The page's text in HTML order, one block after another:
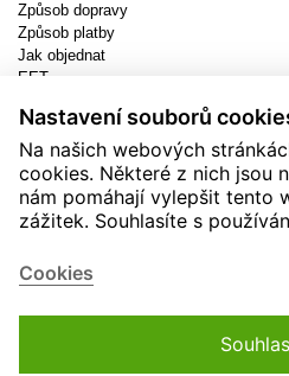
Způsob dopravy
Způsob platby
Jak objednat
EET
Užitečné informace
Novinky
Akční produkty
Kontakty
Soutěže
Nastavení souborů
Na našich webových
cookies. Některé z nich jsou
nám pomáhají vylepšit tento
zážitek. Souhlasíte s
Cookies